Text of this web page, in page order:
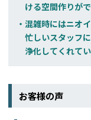
ける空間作りがで
混雑時にはニオ
忙しいスタッフ
浄化してくれてい
お客様の声